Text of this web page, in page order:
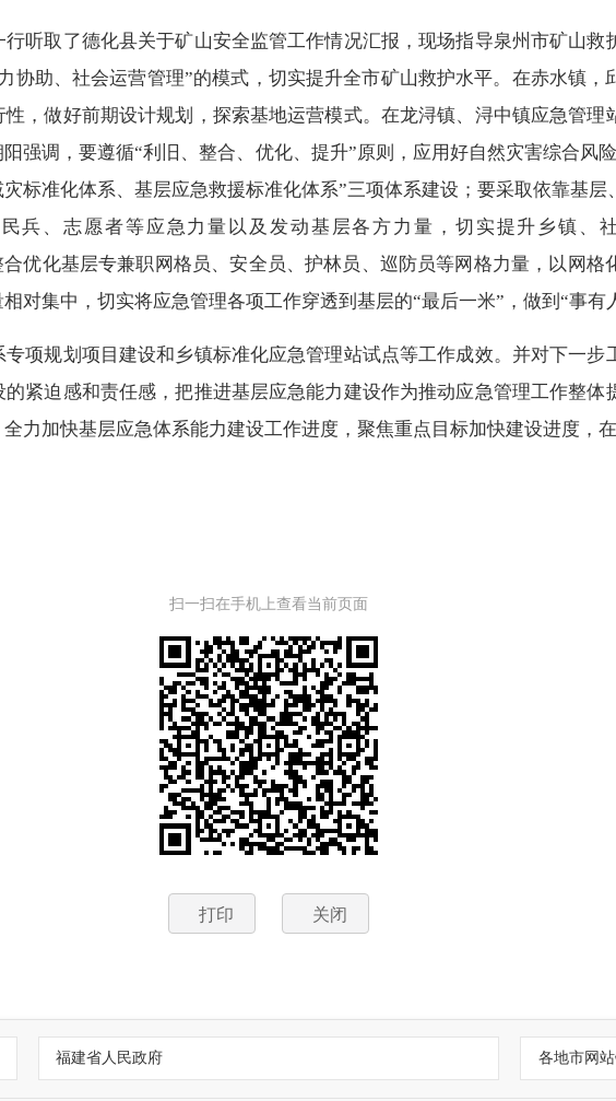
听取了德化县关于矿山安全监管工作情况汇报，现场指导泉州市矿山救
助、社会运营管理”的模式，切实提升全市矿山救护水平。 在赤水镇，
，做好前期设计规划，探索基地运营模式。在龙浔镇、浔中镇应急管理
阳强调，要遵循“利旧、整合、优化、提升”原则，应用好自然灾害综合风
标准化体系、基层应急救援标准化体系”三项体系建设；要采取依靠基层
兵、志愿者等应急力量以及发动基层各方力量，切实提升乡镇、
优化基层专兼职网格员、安全员、护林员、巡防员等网格力量，以网格
对集中，切实将应急管理各项工作穿透到基层的“最后一米”，做到“事有
项规划项目建设和乡镇标准化应急管理站试点等工作成效。并对下一步
紧迫感和责任感，把推进基层应急能力建设作为推动应急管理工作整体
力加快基层应急体系能力建设工作进度，聚焦重点目标加快建设进度，
扫一扫在手机上查看当前页面
打印 关闭
福建省人民政府 各地市网